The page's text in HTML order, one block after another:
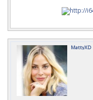
MattyXD